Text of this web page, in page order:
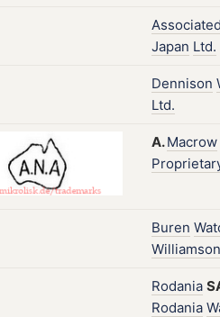
Associated
Japan Ltd.
Dennison
Ltd.
A.Macrow
Buren
Williamson
Rodania
Rodania